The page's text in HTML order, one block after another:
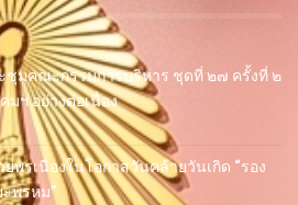
ชุมคณะกรรมการบริหาร ชุดที่ ๒๗ ครั้งที่ ๒
ฯ อย่างต่อเนื่อง
พรเนื่องในโอกาสวันคล้ายวันเกิด “รอง
พรหม”